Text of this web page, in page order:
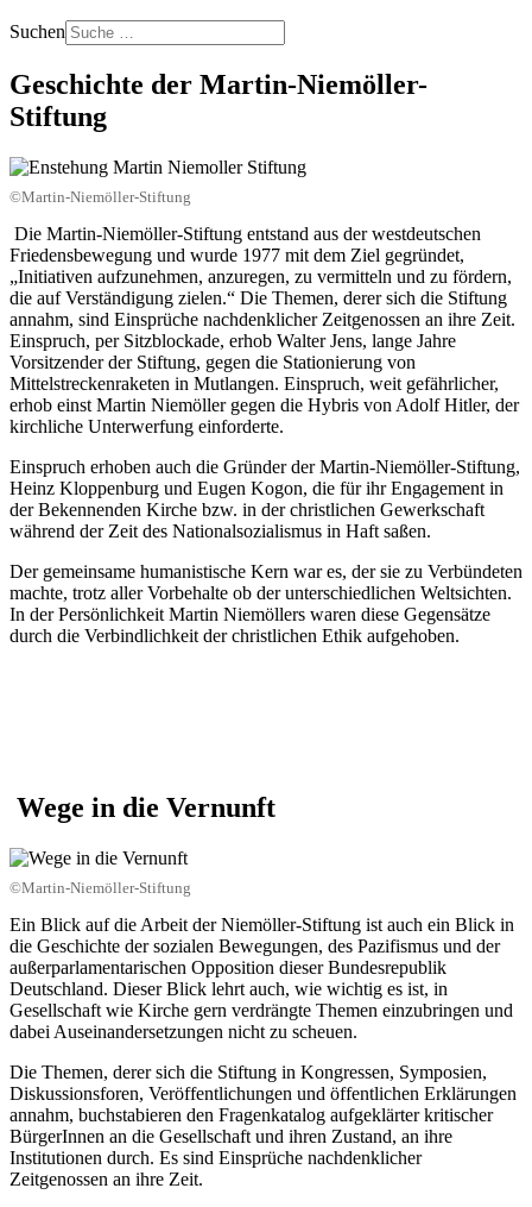
Suchen
Geschichte der Martin-Niemöller-
Stiftung
©Martin-Niemöller-Stiftung
Die Martin-Niemöller-Stiftung entstand aus der westdeutschen
Friedensbewegung und wurde 1977 mit dem Ziel gegründet,
„Initiativen aufzunehmen, anzuregen, zu vermitteln und zu fördern,
die auf Verständigung zielen.“ Die Themen, derer sich die Stiftung
annahm, sind Einsprüche nachdenklicher Zeitgenossen an ihre Zeit.
Einspruch, per Sitzblockade, erhob Walter Jens, lange Jahre
Vorsitzender der Stiftung, gegen die Stationierung von
Mittelstreckenraketen in Mutlangen. Einspruch, weit gefährlicher,
erhob einst Martin Niemöller gegen die Hybris von Adolf Hitler, der
kirchliche Unterwerfung einforderte.
Einspruch erhoben auch die Gründer der Martin-Niemöller-Stiftung,
Heinz Kloppenburg und Eugen Kogon, die für ihr Engagement in
der Bekennenden Kirche bzw. in der christlichen Gewerkschaft
während der Zeit des Nationalsozialismus in Haft saßen.
Der gemeinsame humanistische Kern war es, der sie zu Verbündeten
machte, trotz aller Vorbehalte ob der unterschiedlichen Weltsichten.
In der Persönlichkeit Martin Niemöllers waren diese Gegensätze
durch die Verbindlichkeit der christlichen Ethik aufgehoben.
Wege in die Vernunft
©Martin-Niemöller-Stiftung
Ein Blick auf die Arbeit der Niemöller-Stiftung ist auch ein Blick in
die Geschichte der sozialen Bewegungen, des Pazifismus und der
außerparlamentarischen Opposition dieser Bundesrepublik
Deutschland. Dieser Blick lehrt auch, wie wichtig es ist, in
Gesellschaft wie Kirche gern verdrängte Themen einzubringen und
dabei Auseinandersetzungen nicht zu scheuen.
Die Themen, derer sich die Stiftung in Kongressen, Symposien,
Diskussionsforen, Veröffentlichungen und öffentlichen Erklärungen
annahm, buchstabieren den Fragenkatalog aufgeklärter kritischer
BürgerInnen an die Gesellschaft und ihren Zustand, an ihre
Institutionen durch. Es sind Einsprüche nachdenklicher
Zeitgenossen an ihre Zeit.